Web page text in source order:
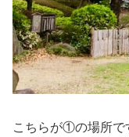
こちらが①の場所で